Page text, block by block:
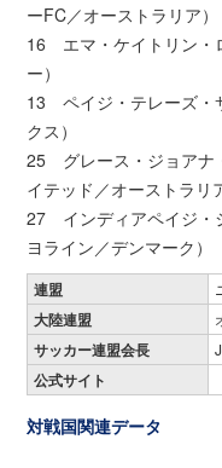
ーFC／オーストラリア）
16 エマ・ケイトリン・
ー）
13 ペイジ・テレーズ・
クス）
25 グレース・ジョアナ
イテッド／オーストラリ
27 インディアペイジ・
ヨライン／デンマーク）
連盟
大陸連盟
サッカー連盟会長
公式サイト
対戦国関連データ